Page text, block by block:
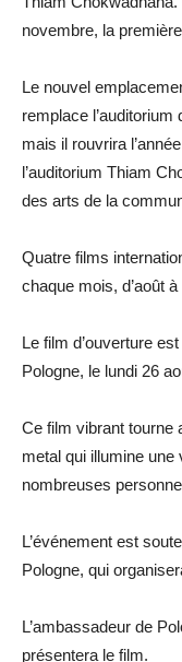
novembre, la
Le nouvel
remplace
mais il rouvrira
l’auditorium Thiam
des arts de la
Quatre films
chaque mois, d’août
Le film d’ouverture
Pologne, le lundi 26
Ce film vibrant tourne
metal qui illumine
nombreuses
L’événement est
Pologne, qui
L’ambassadeur de
présentera le film.